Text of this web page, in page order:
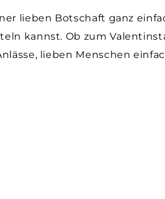
lieben Botschaft ganz
kannst. Ob zum
lieben Menschen